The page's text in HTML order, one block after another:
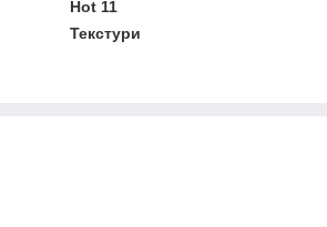
Hot 11
Текстури